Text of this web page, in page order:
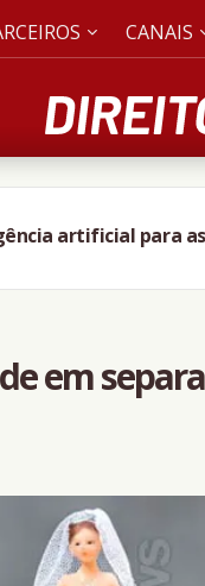
CANAIS
artificial para
em